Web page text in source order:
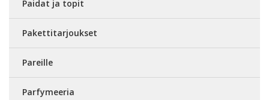
Paidat ja topit
Pakettitarjoukset
Pareille
Parfymeeria